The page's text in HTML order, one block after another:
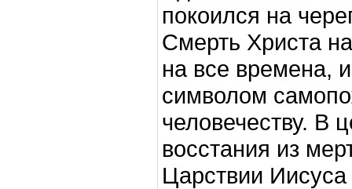
покоился на
Смерть Христа
на все времена,
символом
человечеству. В
восстания из
Царствии